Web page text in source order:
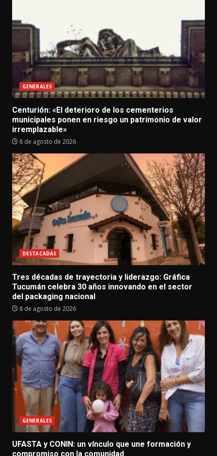
GENERALES
Centurión: «El deterioro de los cementerios
municipales ponen en riesgo un patrimonio de valor
irremplazable»
8 de agosto de 2026
DESTACADAS
Tres décadas de trayectoria y liderazgo: Gráfica
Tucumán celebra 30 años innovando en el sector
del packaging nacional
8 de agosto de 2026
GENERALES
UFASTA y CONIN: un vínculo que une formación y
compromiso con la comunidad